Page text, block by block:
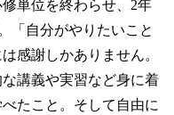
単位を終わらせ、2年
「自分がやりたいこと
感謝しかありません。
講義や実習など身に着
たこと。そして自由に